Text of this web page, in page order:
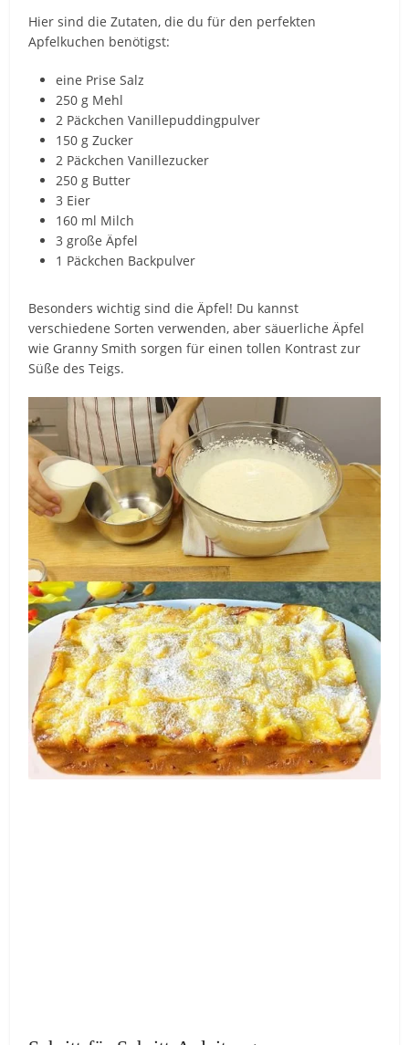
Hier sind die Zutaten, die du für den perfekten
Apfelkuchen benötigst:
eine Prise Salz
250 g Mehl
2 Päckchen Vanillepuddingpulver
150 g Zucker
2 Päckchen Vanillezucker
250 g Butter
3 Eier
160 ml Milch
3 große Äpfel
1 Päckchen Backpulver
Besonders wichtig sind die Äpfel! Du kannst
verschiedene Sorten verwenden, aber säuerliche Äpfel
wie Granny Smith sorgen für einen tollen Kontrast zur
Süße des Teigs.